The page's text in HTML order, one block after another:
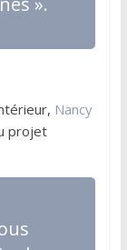
Nancy
projet